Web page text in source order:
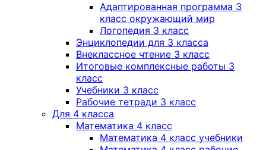
Адаптированная программа 3
класс окружающий мир
Логопедия 3 класс
Энциклопедии для 3 класса
Внеклассное чтение 3 класс
Итоговые комплексные работы 3
класс
Учебники 3 класс
Рабочие тетради 3 класс
Для 4 класса
Математика 4 класс
Математика 4 класс учебники